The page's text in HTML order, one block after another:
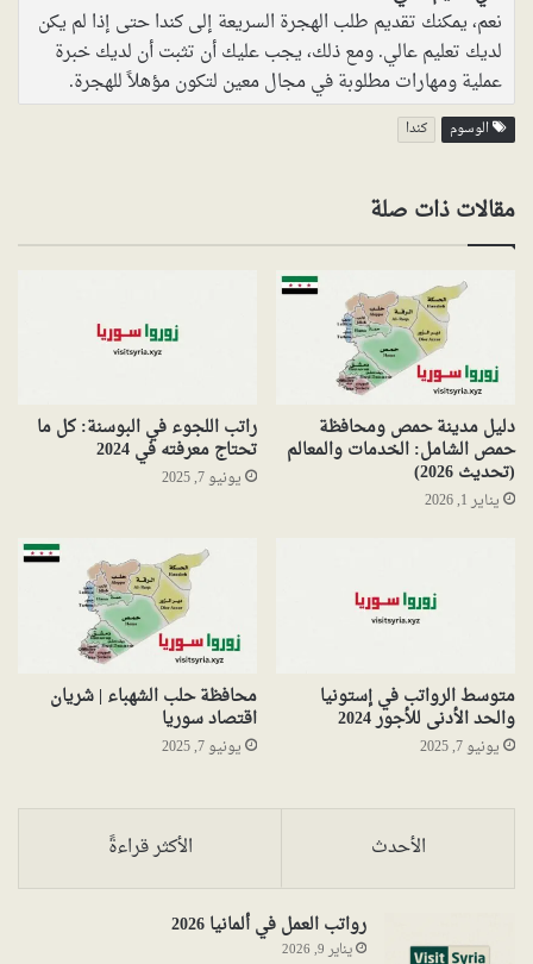
نعم، يمكنك تقديم طلب الهجرة السريعة إلى كندا حتى إذا لم يكن
لديك تعليم عالي. ومع ذلك، يجب عليك أن تثبت أن لديك خبرة
عملية ومهارات مطلوبة في مجال معين لتكون مؤهلاً للهجرة.
الوسوم كندا
مقالات ذات صلة
دليل مدينة حمص ومحافظة
حمص الشامل: الخدمات والمعالم
(تحديث 2026)
يناير 1, 2026
راتب اللجوء في البوسنة: كل ما
تحتاج معرفته في 2024
يونيو 7, 2025
متوسط الرواتب في إستونيا
والحد الأدنى للأجور 2024
يونيو 7, 2025
محافظة حلب الشهباء | شريان
اقتصاد سوريا
يونيو 7, 2025
الأحدث الأكثر قراءةً
رواتب العمل في ألمانيا 2026
يناير 9, 2026